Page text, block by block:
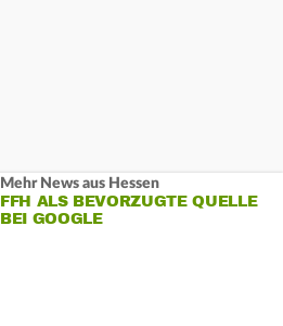
Mehr News aus Hessen
FFH ALS BEVORZUGTE QUELLE
BEI GOOGLE